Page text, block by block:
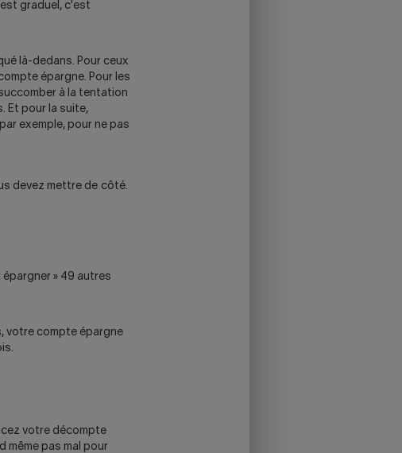
graduel, c'est
là-dedans. Pour ceux
épargne. Pour les
à la tentation
Et pour la suite,
exemple, pour ne pas
devez mettre de côté.
épargner » 49 autres
votre compte épargne
votre décompte
même pas mal pour